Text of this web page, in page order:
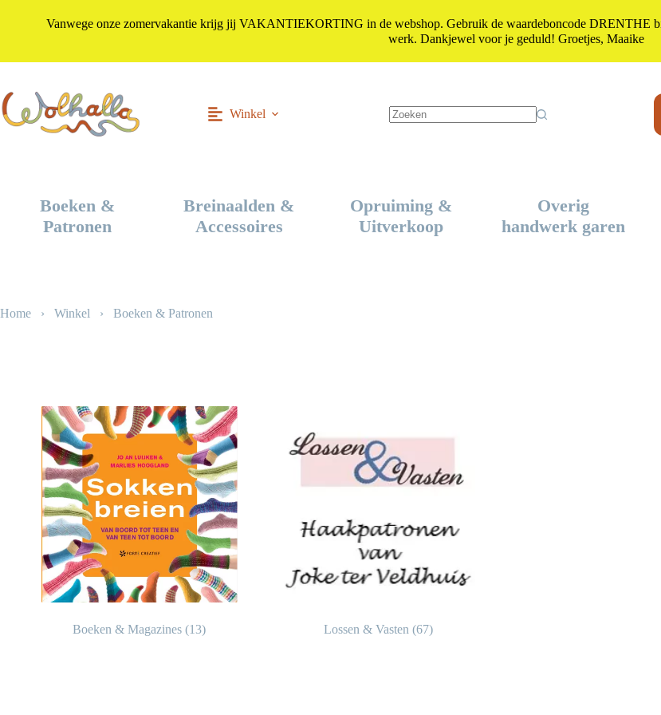
de
inhoud
Winkel
Boeken &
Patronen
Breinaalden &
Accessoires
Opruiming &
Uitverkoop
Overig
handwerk garen
Home › Winkel › Boeken & Patronen
Boeken & Magazines(13) Lossen & Vasten(67)
Vanwege onze zomervakantie krijg jij VAKANTIEKORTING in de webshop. Gebruik de waardeboncode DRENTHE
werk. Dankjewel voor je geduld! Groetjes, Maaike